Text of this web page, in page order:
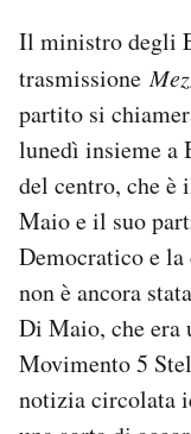
CALENDARIO
Area Personale
Newsletter
Notifiche mobile
Hai bisogno di
Esci
Il ministro degli
trasmissione
partito si
lunedì insieme a
del centro, che è
Maio e il suo
Democratico e
non è ancora
Di Maio, che era
Movimento 5
notizia circolata